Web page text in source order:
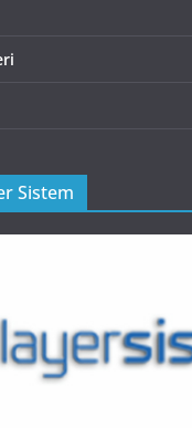
Sistem